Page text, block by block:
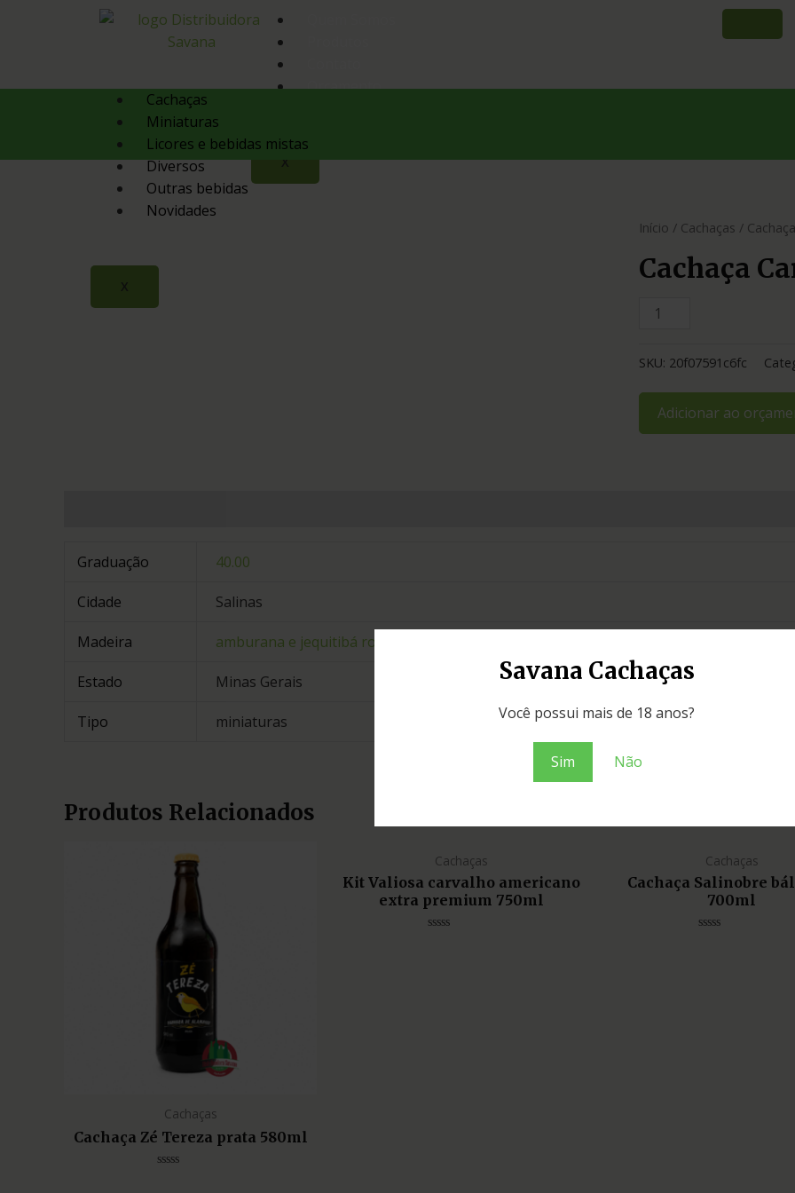
Savana Cachaças
Você possui mais de 18 anos?
Sim Não
Orçamento
X
Cachaças
Miniaturas
Licores e bebidas mistas
Diversos
Outras bebidas
Novidades
X
Início / Cachaças /
Cachaça
SKU: 20f07591c6fc
Adicionar ao
Graduação 40.00
Cidade Salinas
Madeira amburana e jequitibá rosa
Estado Minas Gerais
Tipo miniaturas
Produtos Relacionados
Cachaças
Cachaça Zé Tereza prata 580ml
Cachaças
Kit Valiosa carvalho americano
extra premium 750ml
Cachaças
Cachaça Salinobre
700ml